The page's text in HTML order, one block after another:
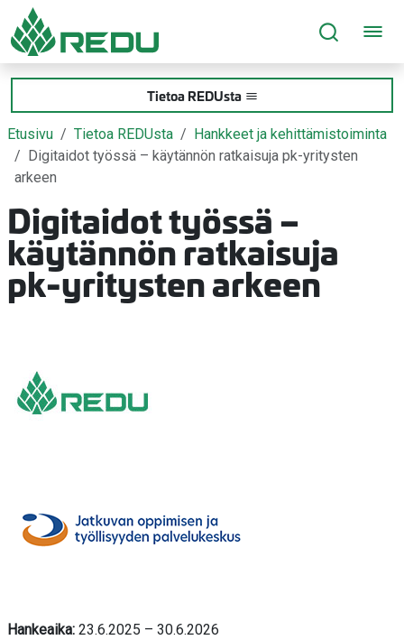
Siirry sivusisältöön
Tietoa REDUsta
Etusivu Tietoa REDUsta
Hankkeet ja kehittämistoiminta
Digitaidot työssä – käytännön ratkaisuja pk-yritysten
arkeen
Digitaidot työssä –
käytännön ratkaisuja
pk-yritysten arkeen
Hankeaika: 23.6.2025 – 30.6.2026